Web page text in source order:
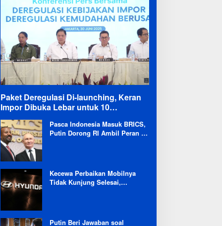
Paket Deregulasi Di-launching, Keran
Impor Dibuka Lebar untuk 10
Komoditas
Pasca Indonesia Masuk BRICS,
Putin Dorong RI Ambil Peran di
Kecewa Perbaikan Mobilnya
Tidak Kunjung Selesai,
Putin Beri Jawaban soal